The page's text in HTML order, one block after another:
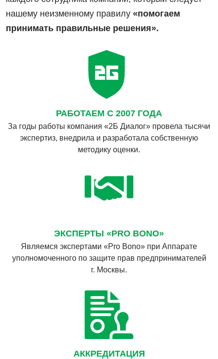
нашему неизменному правилу «помогаем
принимать правильные решения».
РАБОТАЕМ С 2007 ГОДА
За годы работы компания «2Б Диалог» провела тысячи
экспертиз, внедрила и разработала собственную
методику оценки.
ЭКСПЕРТЫ «PRO BONO»
Являемся экспертами «Pro Bono» при Аппарате
уполномоченного по защите прав предпринимателей
г. Москвы.
АККРЕДИТАЦИЯ